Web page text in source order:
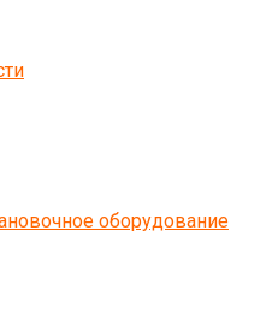
оборудование